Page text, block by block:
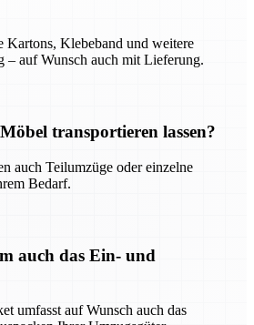
Kartons, Klebeband und weitere
– auf Wunsch auch mit Lieferung.
transportieren lassen?
auch Teilumzüge oder einzelne
Bedarf.
auch das Ein- und
umfasst auf Wunsch auch das